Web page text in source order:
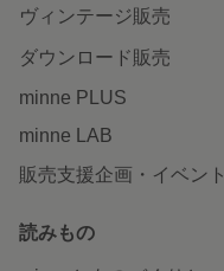
ヴィンテージ販売
ダウンロード販売
minne PLUS
minne LAB
販売支援企画・イベント
読みもの